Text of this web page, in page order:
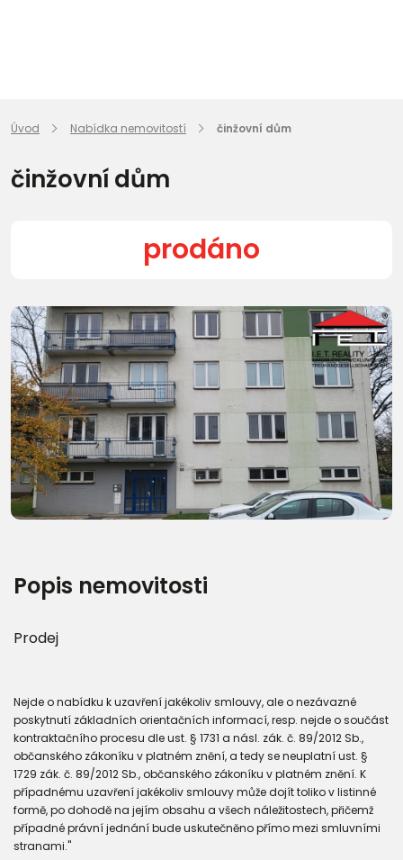
Úvod Nabídka nemovitostí činžovní dům
činžovní dům
prodáno
Popis nemovitosti
Prodej
Nejde o nabídku k uzavření jakékoliv smlouvy, ale o nezávazné
poskytnutí základních orientačních informací, resp. nejde o součást
kontraktačního procesu dle ust. § 1731 a násl. zák. č. 89/2012 Sb.,
občanského zákoníku v platném znění, a tedy se neuplatní ust. §
1729 zák. č. 89/2012 Sb., občanského zákoníku v platném znění. K
případnému uzavření jakékoliv smlouvy může dojít toliko v listinné
formě, po dohodě na jejím obsahu a všech náležitostech, přičemž
případné právní jednání bude uskutečněno přímo mezi smluvními
stranami."